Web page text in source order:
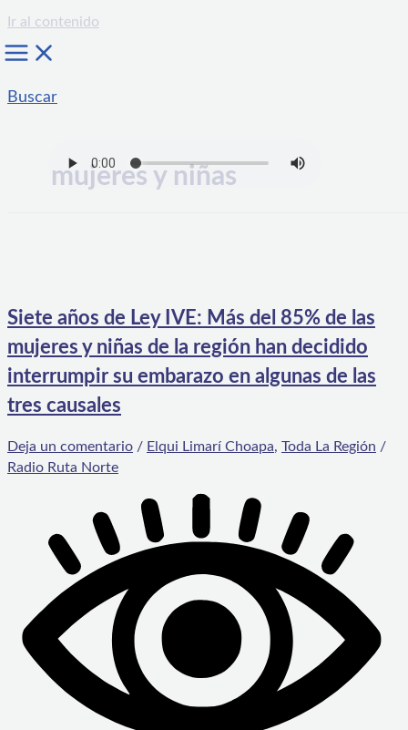
Ir al contenido
Buscar
mujeres y niñas
Siete años de Ley IVE: Más del 85% de las
mujeres y niñas de la región han decidido
interrumpir su embarazo en algunas de las
tres causales
Deja un comentario / Elqui Limarí Choapa, Toda La Región /
Radio Ruta Norte